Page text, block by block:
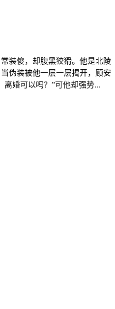
装傻，却腹黑狡猾。他是北陵
伪装被他一层一层揭开，顾安
离婚可以吗？”可他却强势...